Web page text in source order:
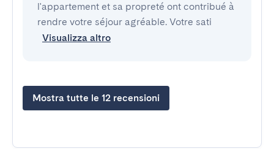
l'appartement et sa propreté ont contribué à
rendre votre séjour agréable. Votre sati
Visualizza altro
Mostra tutte le 12 recensioni